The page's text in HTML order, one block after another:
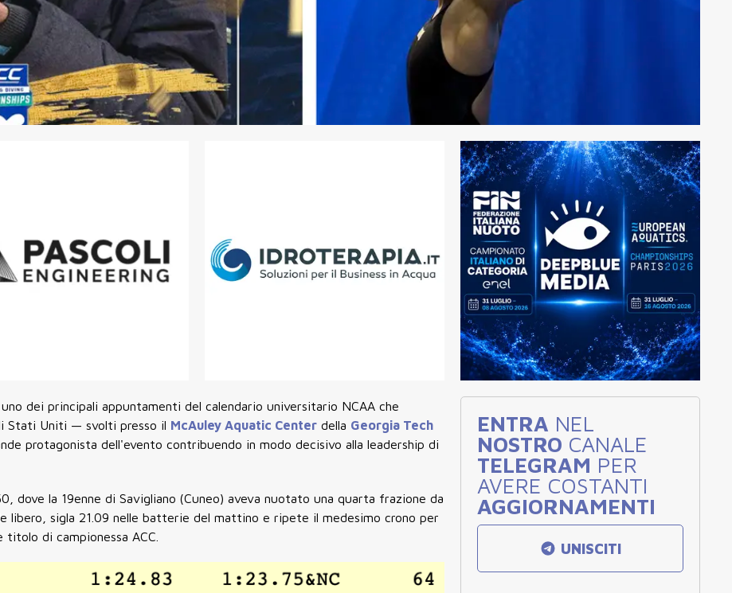
dei principali appuntamenti del calendario universitario NCAA che
Stati Uniti — svolti presso il McAuley Aquatic Center della Georgia Tech
protagonista dell'evento contribuendo in modo decisivo alla leadership di
dove la 19enne di Savigliano (Cuneo) aveva nuotato una quarta frazione da
libero, sigla 21.09 nelle batterie del mattino e ripete il medesimo crono per
di campionessa ACC.
ENTRA NEL
NOSTRO CANALE
TELEGRAM PER
AVERE COSTANTI
AGGIORNAMENTI
UNISCITI